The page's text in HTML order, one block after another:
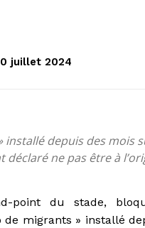
juillet 2024
depuis des mois
ne pas être à
point du stade,
migrants » installé